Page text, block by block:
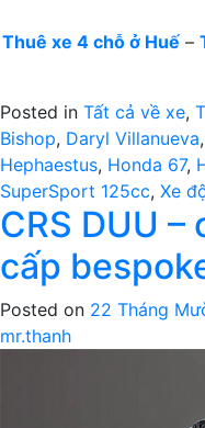
Thuê xe 4 chỗ ở Huế –
Posted in Tất cả về xe,
Bishop, Daryl Villanueva,
Hephaestus, Honda 67,
SuperSport 125cc, Xe
CRS DUU
cấp
Posted on 22 Tháng
mr.thanh